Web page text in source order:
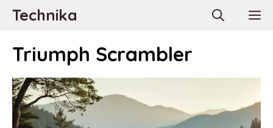
AllerTechnika
Triumph Scrambler